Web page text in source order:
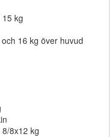
kg
16 kg över huvud
8x12 kg